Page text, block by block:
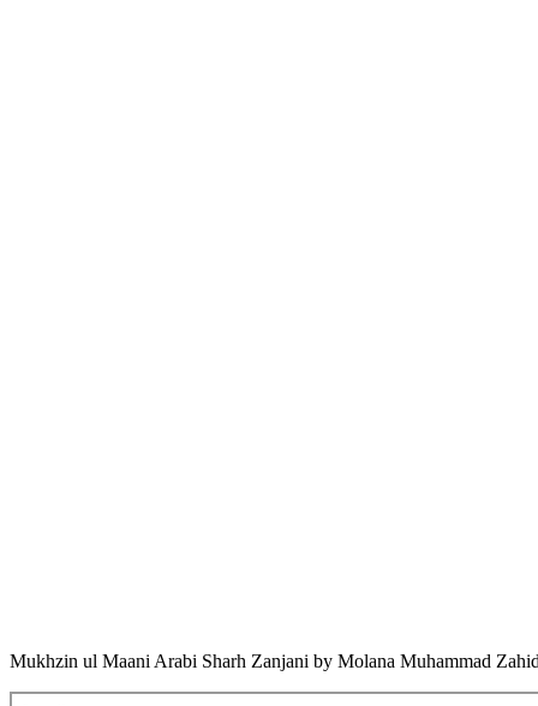
Mukhzin ul Maani Arabi Sharh Zanjani by Molana Muhammad